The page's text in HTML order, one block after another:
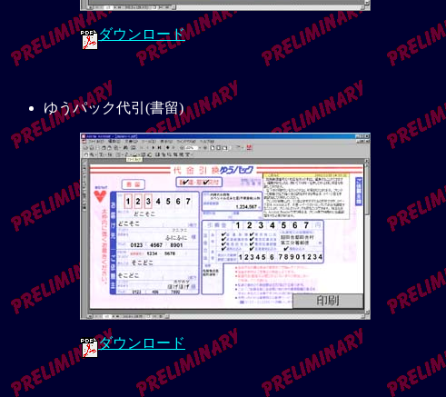
ダウンロード
ゆうパック代引(書留)
ダウンロード